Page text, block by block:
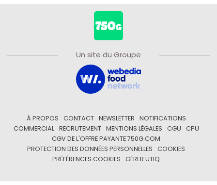
Un site du Groupe
À PROPOS CONTACT NEWSLETTER
NOTIFICATIONS
COMMERCIAL
RECRUTEMENT MENTIONS LÉGALES CGU
CPU
CGV DE L'OFFRE PAYANTE 750G.COM
PROTECTION DES DONNÉES PERSONNELLES
COOKIES
PRÉFÉRENCES COOKIES
GÉRER UTIQ